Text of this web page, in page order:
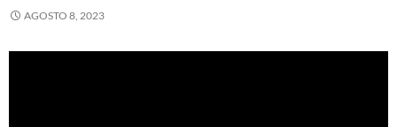
AGOSTO 8, 2023